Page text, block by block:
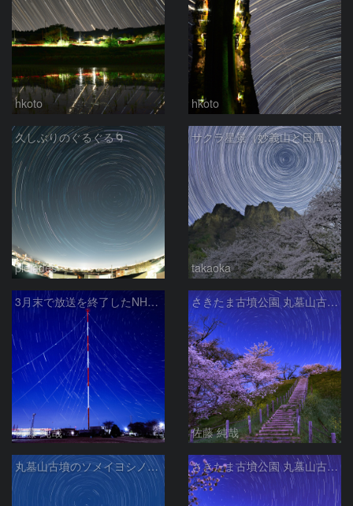
hkoto hkoto
久しぶりのぐるぐる🌀
pleiades
サクラ星景（妙義山と日周運動）
takaoka
3月末で放送を終了したNHKラジオ第2放送の送信アンテナと星空
佐藤 純哉
さきたま古墳公園 丸墓山古墳の夜桜と北天の日周運動 埼玉県行田市
佐藤 純哉
丸墓山古墳のソメイヨシノと日周運動 さきたま古墳公園 丸墓山古墳の夜桜と北天の日周運動 埼玉県行田市